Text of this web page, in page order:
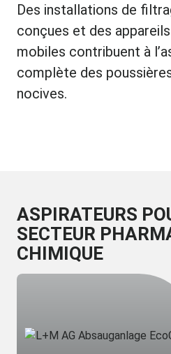
Des installations de
conçues et des
mobiles contribuent à
complète des
nocives.
ASPIRATEURS
SECTEUR
CHIMIQUE